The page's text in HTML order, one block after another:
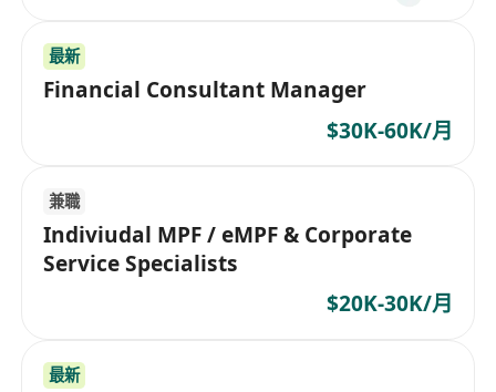
最新
Financial Consultant Manager
$30K-60K/月
兼職
Indiviudal MPF / eMPF & Corporate
Service Specialists
$20K-30K/月
最新